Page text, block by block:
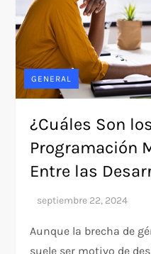
GENERAL
¿Cuáles Son
Programación
Entre las
Aunque la brecha de
suele ser motivo de